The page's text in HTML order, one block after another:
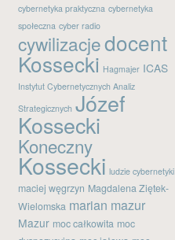
cybernetyka praktyczna cybernetyka
społeczna cyber radio
cywilizacjedocent
Kossecki Hagmajer ICAS
Instytut Cybernetycznych Analiz
Strategicznych Józef
Kossecki
Koneczny
Kossecki ludzie cybernetyki
maciej węgrzyn Magdalena Ziętek-
Wielomska marian mazur
Mazur moc całkowita moc